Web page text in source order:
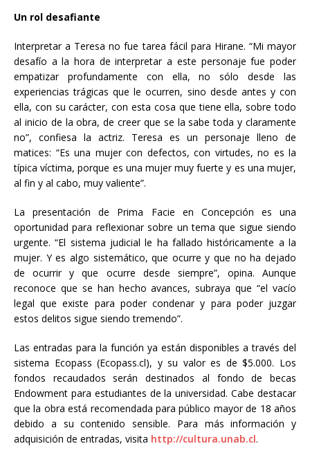
Un rol desafiante
Interpretar a Teresa no fue tarea fácil para Hirane. “Mi mayor
desafío a la hora de interpretar a este personaje fue poder
empatizar profundamente con ella, no sólo desde las
experiencias trágicas que le ocurren, sino desde antes y con
ella, con su carácter, con esta cosa que tiene ella, sobre todo
al inicio de la obra, de creer que se la sabe toda y claramente
no”, confiesa la actriz. Teresa es un personaje lleno de
matices: “Es una mujer con defectos, con virtudes, no es la
típica víctima, porque es una mujer muy fuerte y es una mujer,
al fin y al cabo, muy valiente”.
La presentación de Prima Facie en Concepción es una
oportunidad para reflexionar sobre un tema que sigue siendo
urgente. “El sistema judicial le ha fallado históricamente a la
mujer. Y es algo sistemático, que ocurre y que no ha dejado
de ocurrir y que ocurre desde siempre”, opina. Aunque
reconoce que se han hecho avances, subraya que “el vacío
legal que existe para poder condenar y para poder juzgar
estos delitos sigue siendo tremendo”.
Las entradas para la función ya están disponibles a través del
sistema Ecopass (Ecopass.cl), y su valor es de $5.000. Los
fondos recaudados serán destinados al fondo de becas
Endowment para estudiantes de la universidad. Cabe destacar
que la obra está recomendada para público mayor de 18 años
debido a su contenido sensible. Para más información y
adquisición de entradas, visita http://cultura.unab.cl.